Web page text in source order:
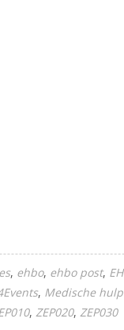
ehbo ehbo post
Medische
ZEP020 ZEP030